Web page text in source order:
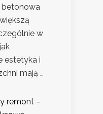
betonowa
w
estetyka i
mają …
remont –